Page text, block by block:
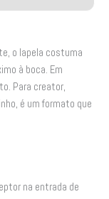
o lapela costuma
à boca. Em
Para creator,
é um formato que
na entrada de